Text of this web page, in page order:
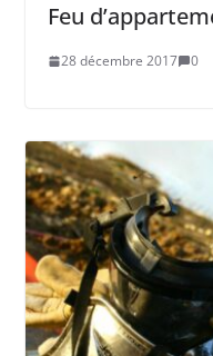
Feu
28 décembre 2017 0